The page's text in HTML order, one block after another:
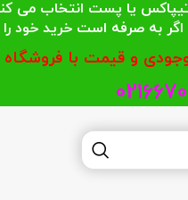
تومان میباشد و روش ارسال را
و قیمت با